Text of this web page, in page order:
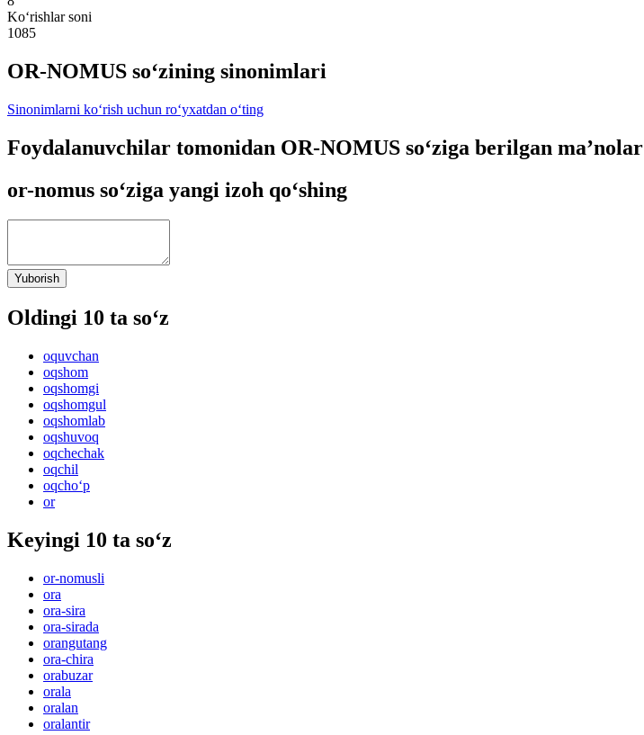
Ko‘rishlar soni
1085
OR-NOMUS so‘zining sinonimlari
Sinonimlarni ko‘rish uchun ro‘yxatdan o‘ting
Foydalanuvchilar tomonidan OR-NOMUS so‘ziga berilgan ma’nolar
or-nomus so‘ziga yangi izoh qo‘shing
Yuborish
Oldingi 10 ta so‘z
oquvchan
oqshom
oqshomgi
oqshomgul
oqshomlab
oqshuvoq
oqchechak
oqchil
oqcho‘p
or
Keyingi 10 ta so‘z
or-nomusli
ora
ora-sira
ora-sirada
orangutang
ora-chira
orabuzar
orala
oralan
oralantir